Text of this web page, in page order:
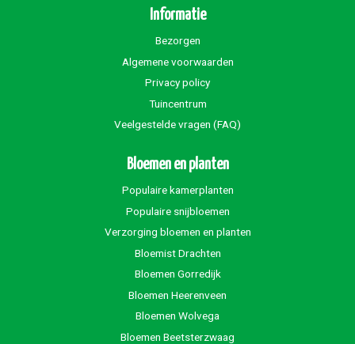
Informatie
Bezorgen
Algemene voorwaarden
Privacy policy
Tuincentrum
Veelgestelde vragen (FAQ)
Bloemen en planten
Populaire kamerplanten
Populaire snijbloemen
Verzorging bloemen en planten
Bloemist Drachten
Bloemen Gorredijk
Bloemen Heerenveen
Bloemen Wolvega
Bloemen Beetsterzwaag